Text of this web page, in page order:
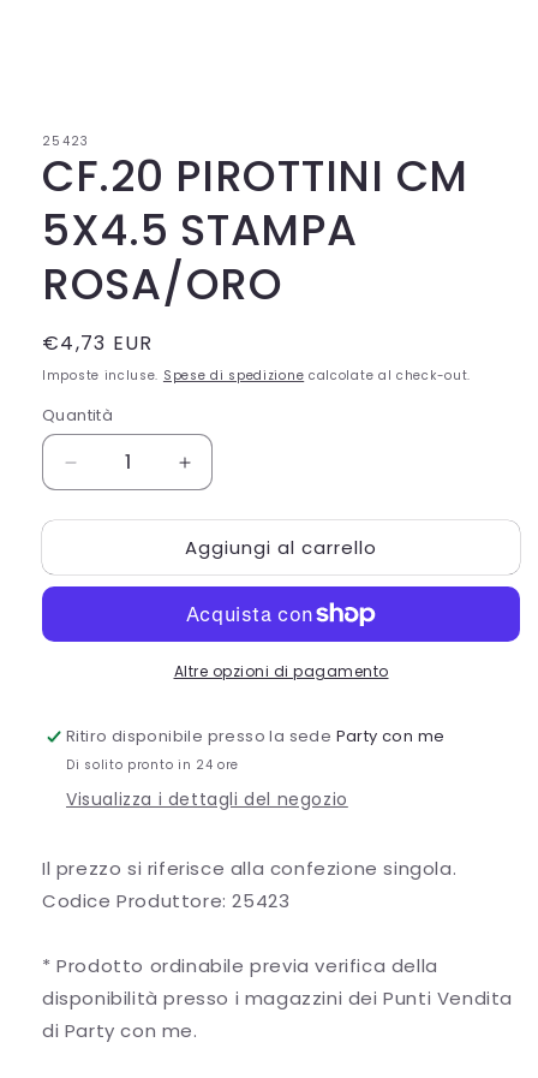
finestra
modale
25423
CF.20 PIROTTINI CM
5X4.5 STAMPA
ROSA/ORO
Prezzo
di
€4,73 EUR
Imposte incluse. Spese di spedizione calcolate al check-out.
Quantità
Quantità
Diminuisci
quantità
per
PIROTTINI
STAMPA
ROSA/ORO
Aumenta
quantità
per
CF.20
PIROTTINI
5X4.5
STAMPA
ROSA/ORO
Aggiungi al carrello
Altre opzioni di pagamento
Ritiro disponibile presso la sede Party con me
Di solito pronto in 24 ore
Visualizza i dettagli del negozio
Il prezzo si riferisce alla confezione singola.
Codice Produttore: 25423
* Prodotto ordinabile previa verifica della
disponibilità presso i magazzini dei Punti Vendita
di Party con me.